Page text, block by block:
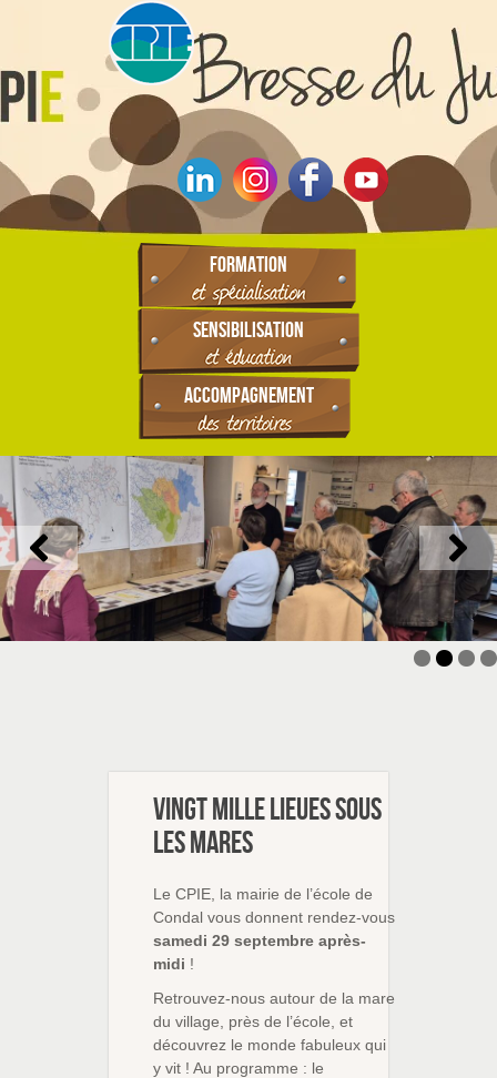
FORMATION
SENSIBILISATION
ACCOMPAGNEMENT
Vingt mille lieues sous
les mares
Le CPIE, la mairie de l’école de
Condal vous donnent rendez-vous
samedi 29 septembre après-
midi !
Retrouvez-nous autour de la mare
du village, près de l’école, et
découvrez le monde fabuleux qui
y vit ! Au programme : le